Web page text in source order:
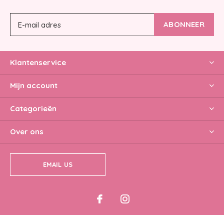
ABONNEER
Klantenservice
Mijn account
Categorieën
Over ons
EMAIL US